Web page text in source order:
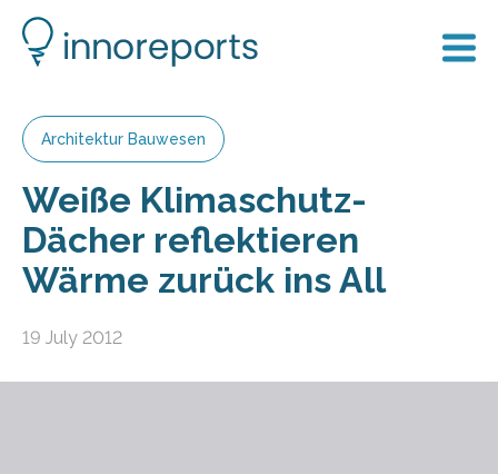
Architektur Bauwesen
Weiße Klimaschutz-
Dächer reflektieren
Wärme zurück ins All
19 July 2012